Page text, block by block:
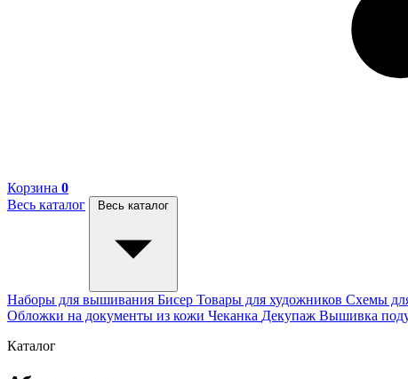
Корзина 0
Весь каталог
Весь каталог
Наборы для вышивания Бисер Товары для художников Схемы
Обложки на документы из кожи Чеканка Декупаж Вышивка
Каталог